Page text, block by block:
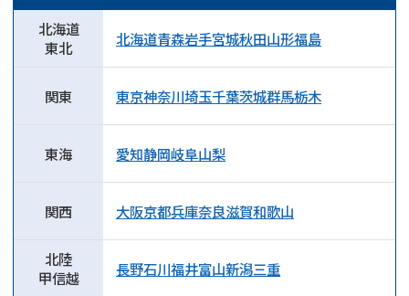
北海道
東北
北海道青森岩手宮城秋田山形福島
関東 東京神奈川埼玉千葉茨城群馬栃木
東海 愛知静岡岐阜山梨
関西 大阪京都兵庫奈良滋賀和歌山
北陸
甲信越
長野石川福井富山新潟三重